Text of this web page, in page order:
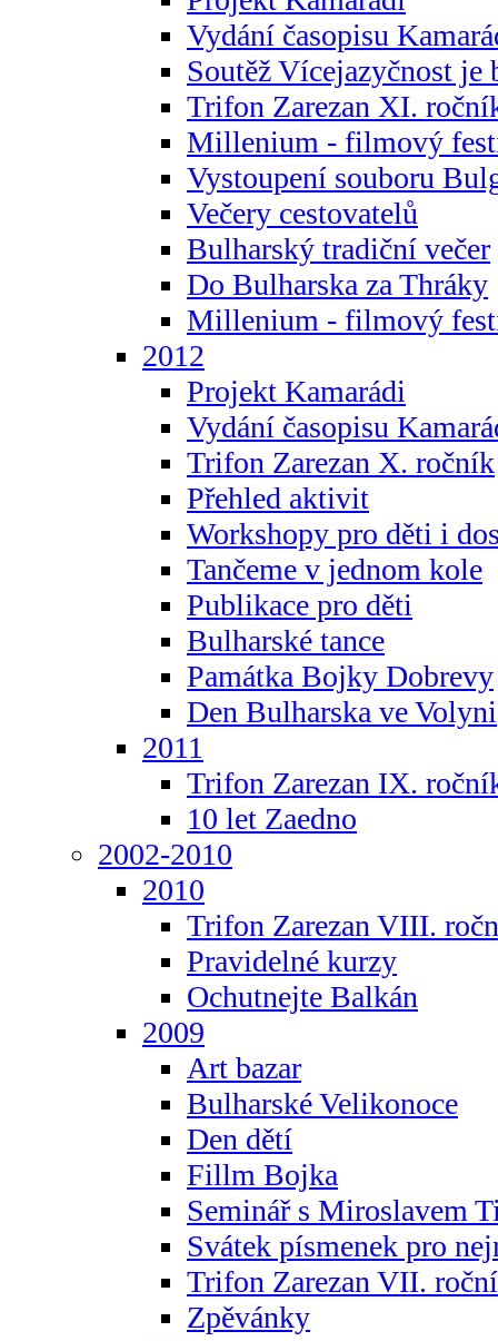
Vydání časopisu
Soutěž Vícejazyčnost je
Trifon Zarezan XI.
Millenium - filmový
Vystoupení souboru
Večery cestovatelů
Bulharský tradiční večer
Do Bulharska za Thráky
Millenium - filmový
2012
Projekt Kamarádi
Vydání časopisu
Trifon Zarezan X. ročník
Přehled aktivit
Workshopy pro děti i
Tančeme v jednom kole
Publikace pro děti
Bulharské tance
Památka Bojky Dobrevy
Den Bulharska ve Volyni
2011
Trifon Zarezan IX.
10 let Zaedno
2002-2010
2010
Trifon Zarezan VIII.
Pravidelné kurzy
Ochutnejte Balkán
2009
Art bazar
Bulharské Velikonoce
Den dětí
Fillm Bojka
Seminář s Miroslavem
Svátek písmenek pro
Trifon Zarezan VII.
Zpěvánky